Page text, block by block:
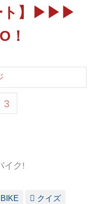
ト】▶▶▶
！
3
イク!
BIKE クイズ